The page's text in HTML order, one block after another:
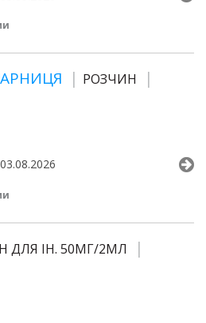
РОЗЧИН
03.08.2026
ДЛЯ ІН. 50МГ/2МЛ